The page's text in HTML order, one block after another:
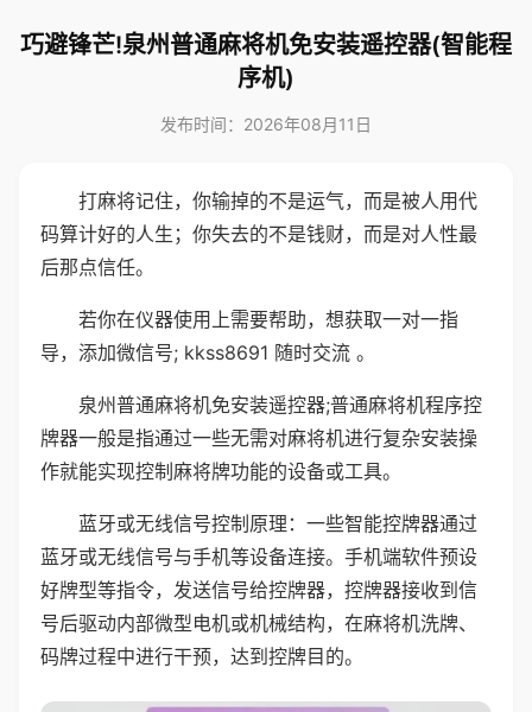
巧避锋芒!泉州普通麻将机免安装遥控器(智能程
序机)
发布时间：2026年08月11日
打麻将记住，你输掉的不是运气，而是被人用代
码算计好的人生；你失去的不是钱财，而是对人性最
后那点信任。
若你在仪器使用上需要帮助，想获取一对一指
导，添加微信号; kkss8691 随时交流 。
泉州普通麻将机免安装遥控器;普通麻将机程序控
牌器一般是指通过一些无需对麻将机进行复杂安装操
作就能实现控制麻将牌功能的设备或工具。
蓝牙或无线信号控制原理：一些智能控牌器通过
蓝牙或无线信号与手机等设备连接。手机端软件预设
好牌型等指令，发送信号给控牌器，控牌器接收到信
号后驱动内部微型电机或机械结构，在麻将机洗牌、
码牌过程中进行干预，达到控牌目的。